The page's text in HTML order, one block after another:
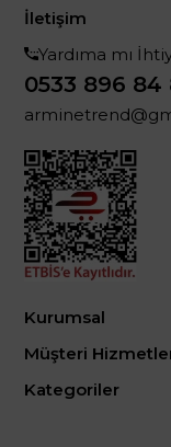
İletişim
Yardıma mı
0533 896 84
Kurumsal
Müşteri
Kategoriler